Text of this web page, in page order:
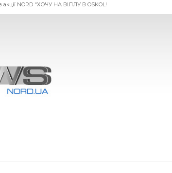
акції NORD "ХОЧУ НА ВІЛЛУ В OSKOL!